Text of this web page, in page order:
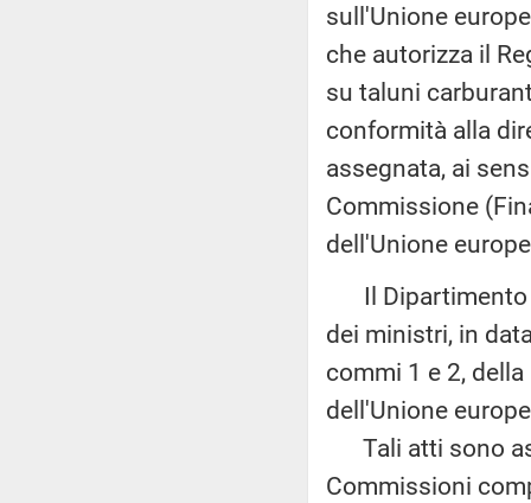
sull'Unione
che autorizza il
su taluni
conformità alla
assegnata, ai
Commissione
dell'Unione
Il Dipartimento
dei ministri, in
commi 1 e 2,
dell'Unione
Tali atti sono
Commissioni